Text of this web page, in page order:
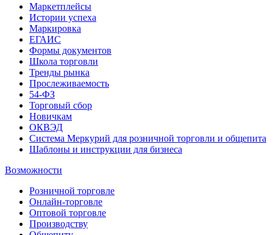
Маркетплейсы
Истории успеха
Маркировка
ЕГАИС
Формы документов
Школа торговли
Тренды рынка
Прослеживаемость
54-ФЗ
Торговый сбор
Новичкам
ОКВЭД
Система Меркурий для розничной торговли и общепита
Шаблоны и инструкции для бизнеса
Возможности
Розничной торговле
Онлайн-торговле
Оптовой торговле
Производству